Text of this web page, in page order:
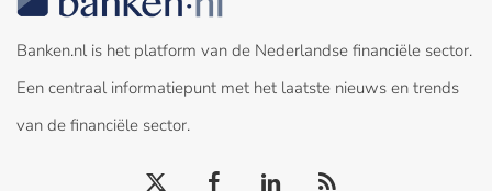
Banken.nl is het platform van de Nederlandse financiële sector.
Een centraal informatiepunt met het laatste nieuws en trends
van de financiële sector.